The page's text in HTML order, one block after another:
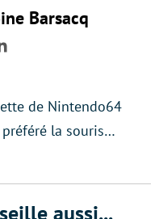
Barsacq
LinkedIn
de Nintendo64
préféré la souris…
aussi...